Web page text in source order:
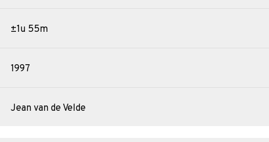
±1u 55m
1997
Jean van de Velde